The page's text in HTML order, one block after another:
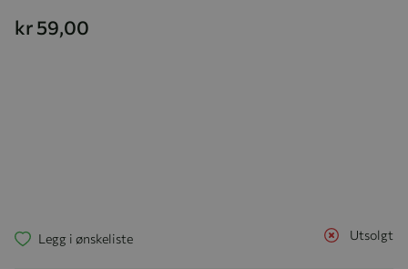
kr 59,00
Utsolgt
Legg i ønskeliste